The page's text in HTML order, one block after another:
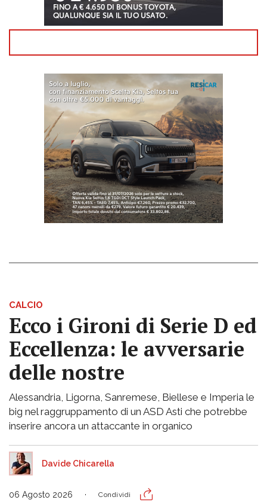
CALCIO
Ecco i Gironi di Serie D ed
Eccellenza: le avversarie
delle nostre
Alessandria, Ligorna, Sanremese, Biellese e Imperia le
big nel raggruppamento di un ASD Asti che potrebbe
inserire ancora un attaccante in organico
Davide Chicarella
06 Agosto 2026 Condividi